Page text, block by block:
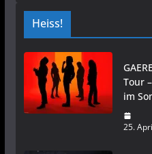
Heiss!
Tour
im
25.